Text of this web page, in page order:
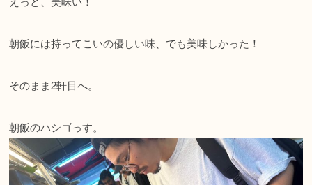
朝飯には持ってこいの優しい味、でも美味しかった！
そのまま2軒目へ。
朝飯のハシゴっす。